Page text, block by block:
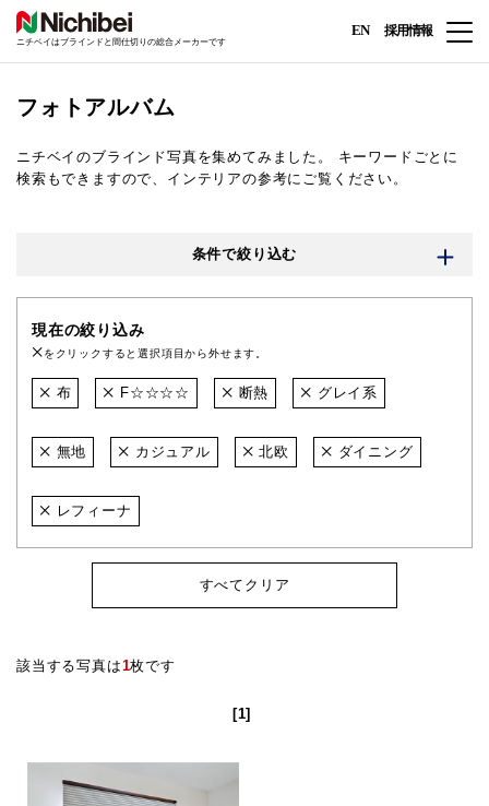
ニチベイはブラインドと間仕切りの総合メーカーです
EN 採用情報
フォトアルバム
ニチベイのブラインド写真を集めてみました。
キーワードごとに
検索もできますので、インテリアの参考にご覧ください。
条件で絞り込む
現在の絞り込み
をクリックすると選択項目から外せます。
布 F☆☆☆☆ 断熱 グレイ系
無地 カジュアル 北欧 ダイニング
レフィーナ
すべてクリア
該当する写真は1枚です
[1]